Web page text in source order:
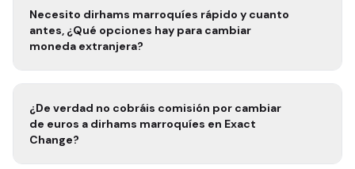
Necesito dirhams marroquíes rápido
antes, ¿Qué opciones hay para cambiar
moneda extranjera?
¿De verdad no cobráis comisión por cambiar
de euros a dirhams marroquíes en Exact
Change?